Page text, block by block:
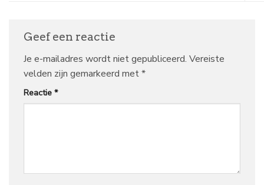
Geef een reactie
Je e-mailadres wordt niet gepubliceerd. Vereiste
velden zijn gemarkeerd met*
Reactie *